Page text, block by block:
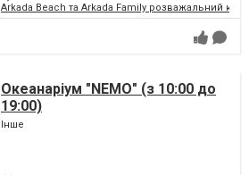
Arkada Beach та Arkada Family розважальний
Океанаріум "NEMO" (з 10:00 до
19:00)
Інше